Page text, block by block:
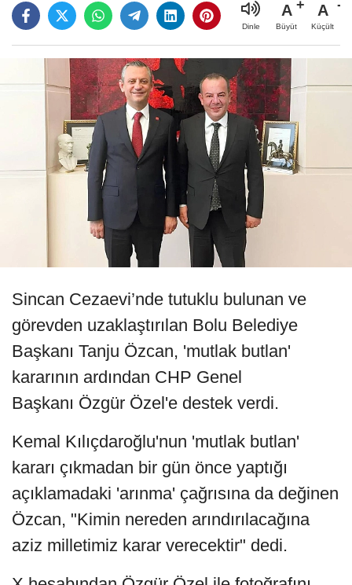
Dinle
A
Büyüt
A
Küçült
Sincan Cezaevi’nde tutuklu bulunan ve
görevden uzaklaştırılan Bolu Belediye
Başkanı Tanju Özcan, 'mutlak butlan'
kararının ardından CHP Genel
Başkanı Özgür Özel'e destek verdi.
Kemal Kılıçdaroğlu'nun 'mutlak butlan'
kararı çıkmadan bir gün önce yaptığı
açıklamadaki 'arınma' çağrısına da değinen
Özcan, "Kimin nereden arındırılacağına
aziz milletimiz karar verecektir" dedi.